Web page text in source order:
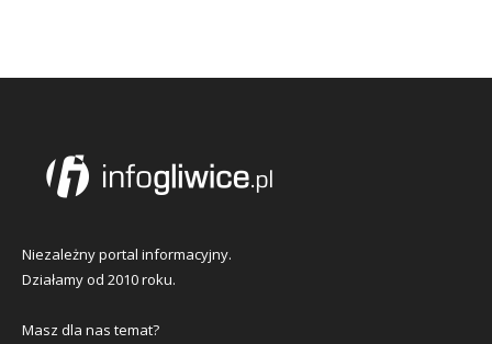
Niezależny portal informacyjny.
Działamy od 2010 roku.
Masz dla nas temat?